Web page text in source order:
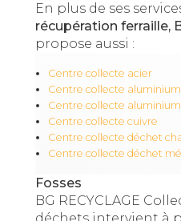
En plus de ses
récupération ferraille,
propose aussi :
Centre collecte acier
Centre collecte aluminium
Centre collecte
Centre collecte cuivre
Centre collecte déchet
Centre collecte déchet
Fosses
BG RECYCLAGE